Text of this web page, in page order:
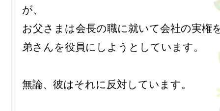
が、
お父さまは会長の職に就いて会社の実権
弟さんを役員にしようとしています。
無論、彼はそれに反対しています。